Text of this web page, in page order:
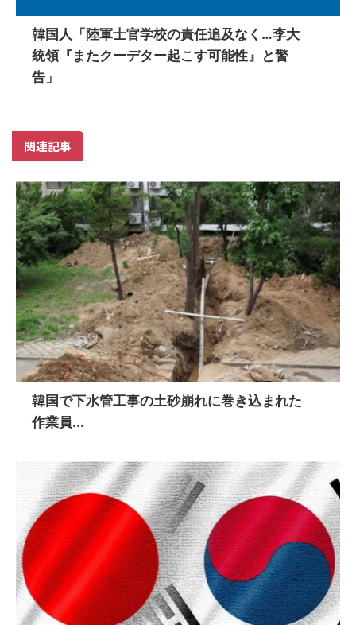
韓国人「陸軍士官学校の責任追及なく…李大
統領『またクーデター起こす可能性』と警
告」
関連記事
韓国で下水管工事の土砂崩れに巻き込まれた
作業員...